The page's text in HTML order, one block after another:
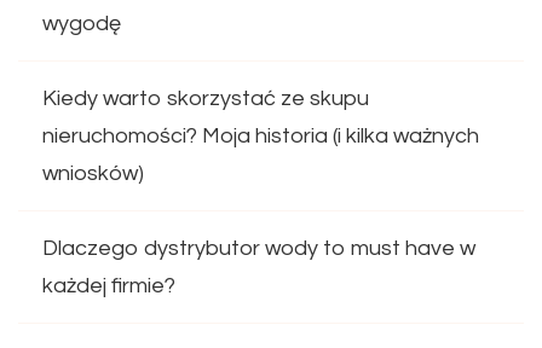
wygodę
Kiedy warto skorzystać ze skupu
nieruchomości? Moja historia (i kilka ważnych
wniosków)
Dlaczego dystrybutor wody to must have w
każdej firmie?